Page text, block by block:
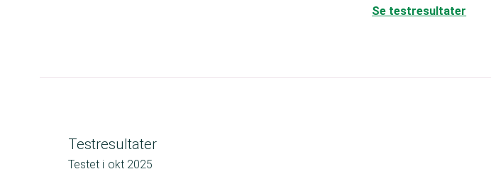
Se testresultater
Testresultater
Testet i okt 2025